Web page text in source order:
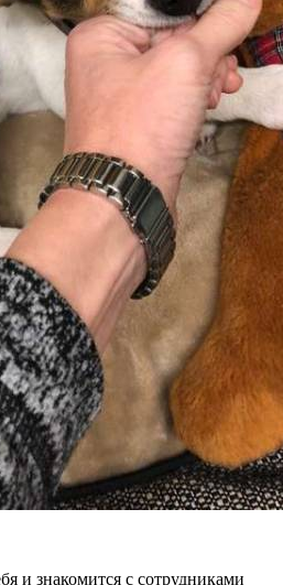
и знакомится с сотрудниками